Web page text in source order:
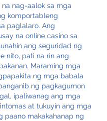
na nag-aalok sa mga
komportableng
paglalaro. Ang
na online casino sa
ang seguridad ng
nito, pati na rin ang
Maraming mga
ng mga babala
ng pagkagumon
ipaliwanag ang mga
at tukuyin ang mga
paano makakahanap ng